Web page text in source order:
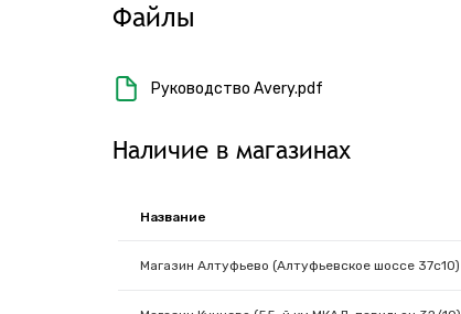
Файлы
Руководство Avery.pdf
Наличие в магазинах
Название
Магазин Алтуфьево (Алтуфьевское шоссе 37с10)